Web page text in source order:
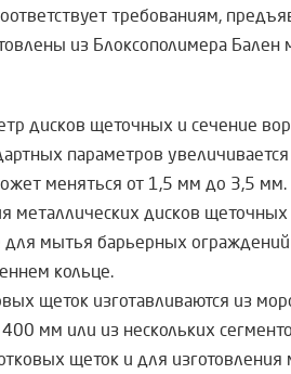
требованиям,
из Блоксополимера Бален
дисков щеточных и сечение
параметров
меняться от 1,5 мм до 3,5 мм.
металлических дисков
мытья барьерных
кольце.
щеток изготавливаются из
мм или из нескольких
щеток и для изготовления